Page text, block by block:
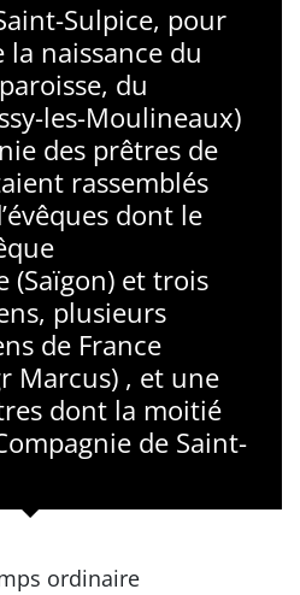
Sulpice, pour
la naissance du
du
les-Moulineaux)
des prêtres de
rassemblés
dont le
(Saïgon) et trois
plusieurs
de France
Marcus) , et une
dont la moitié
de Saint-
ordinaire